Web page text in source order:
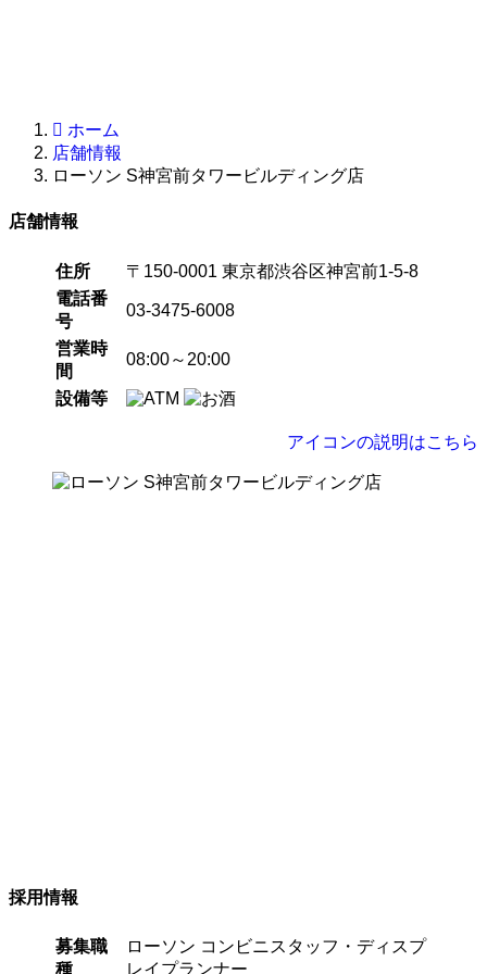
ホーム
店舗情報
ローソン S神宮前タワービルディング店
店舗情報
住所
〒150-0001 東京都渋谷区神宮前1-5-8
電話番
号
03-3475-6008
営業時
間
08:00～20:00
設備等
アイコンの説明はこちら
採用情報
募集職
種
ローソン コンビニスタッフ・ディスプ
レイプランナー